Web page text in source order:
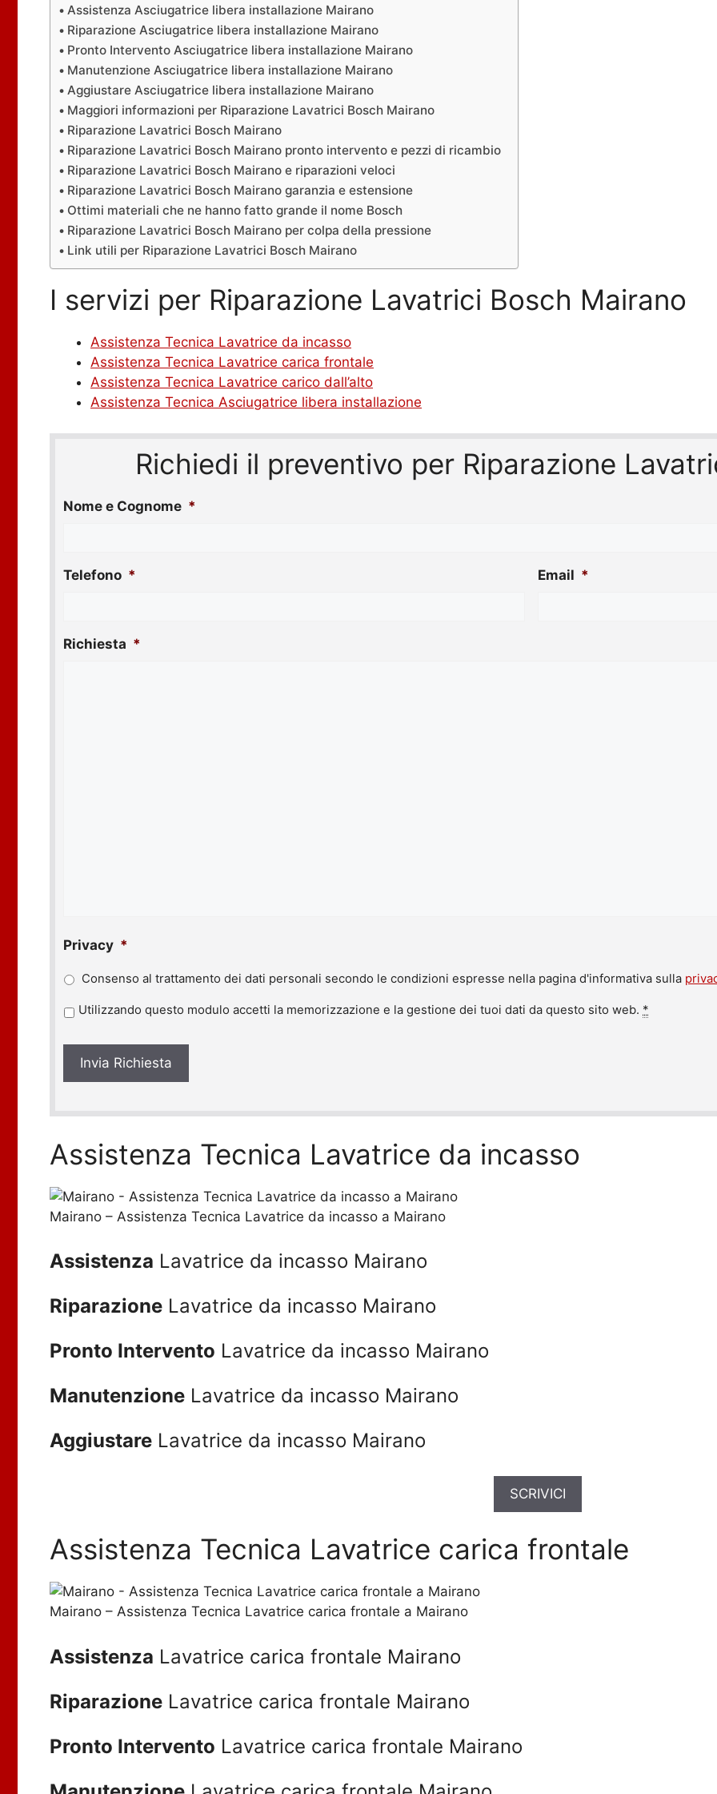
Assistenza Asciugatrice libera installazione Mairano
Riparazione Asciugatrice libera installazione Mairano
Pronto Intervento Asciugatrice libera installazione Mairano
Manutenzione Asciugatrice libera installazione Mairano
Aggiustare Asciugatrice libera installazione Mairano
Maggiori informazioni per Riparazione Lavatrici Bosch Mairano
Riparazione Lavatrici Bosch Mairano
Riparazione Lavatrici Bosch Mairano pronto intervento e pezzi di ricambio
Riparazione Lavatrici Bosch Mairano e riparazioni veloci
Riparazione Lavatrici Bosch Mairano garanzia e estensione
Ottimi materiali che ne hanno fatto grande il nome Bosch
Riparazione Lavatrici Bosch Mairano per colpa della pressione
Link utili per Riparazione Lavatrici Bosch Mairano
I servizi per Riparazione Lavatrici Bosch Mairano
Assistenza Tecnica Lavatrice da incasso
Assistenza Tecnica Lavatrice carica frontale
Assistenza Tecnica Lavatrice carico dall’alto
Assistenza Tecnica Asciugatrice libera installazione
Richiedi il preventivo per Riparazione
Nome e Cognome *
Telefono * Email *
Richiesta *
Privacy *
Consenso al trattamento dei dati personali secondo le condizioni espresse nella pagina d'informativa sulla
P
i
a
y
Utilizzando questo modulo accetti la memorizzazione e la gestione dei tuoi dati da questo sito web. *
Assistenza Tecnica Lavatrice da incasso
Mairano – Assistenza Tecnica Lavatrice da incasso a Mairano
Assistenza Lavatrice da incasso Mairano
Riparazione Lavatrice da incasso Mairano
Pronto Intervento Lavatrice da incasso Mairano
Manutenzione Lavatrice da incasso Mairano
Aggiustare Lavatrice da incasso Mairano
SCRIVICI
Assistenza Tecnica Lavatrice carica frontale
Mairano – Assistenza Tecnica Lavatrice carica frontale a Mairano
Assistenza Lavatrice carica frontale Mairano
Riparazione Lavatrice carica frontale Mairano
Pronto Intervento Lavatrice carica frontale Mairano